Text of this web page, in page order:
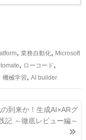
,業務自動化, Microsoft
, ローコード,
機械学習,AI builder
到来か！生成AI×ARグ
記 ～徹底レビュー編～